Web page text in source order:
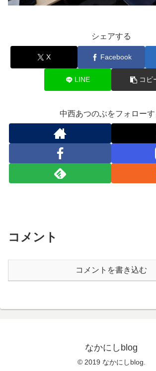
シェアする
X Facebook
LINE コピ
中西あつのぶをフォローす
コメント
コメントを書き込む
なかにしblog
© 2019 なかにしblog.